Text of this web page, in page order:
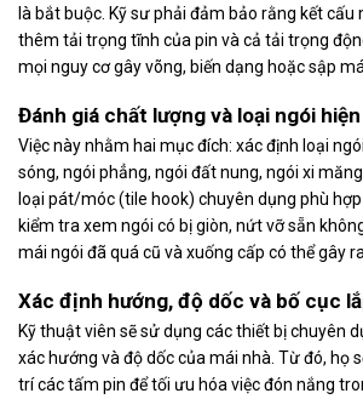
là bắt buộc. Kỹ sư phải đảm bảo rằng kết cấu
thêm tải trọng tĩnh của pin và cả tải trọng
mọi nguy cơ gây võng, biến dạng hoặc sập
Đánh giá chất lượng và loại ngói
Việc này nhằm hai mục đích: xác định loại
sóng, ngói phẳng, ngói đất nung, ngói xi
loại pát/móc (tile hook) chuyên dụng phù
kiểm tra xem ngói có bị giòn, nứt vỡ sẵn
mái ngói đã quá cũ và xuống cấp có thể gây
Xác định hướng, độ dốc và bố cục
Kỹ thuật viên sẽ sử dụng các thiết bị chuyên
xác hướng và độ dốc của mái nhà. Từ đó, họ
trí các tấm pin để tối ưu hóa việc đón nắng